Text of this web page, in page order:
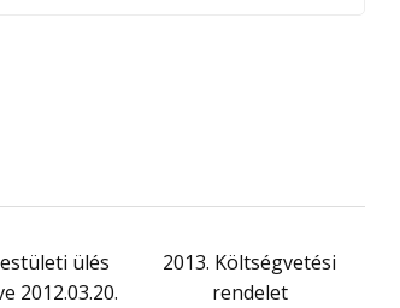
ülés
2012.03.20.
2013. Költségvetési
rendelet